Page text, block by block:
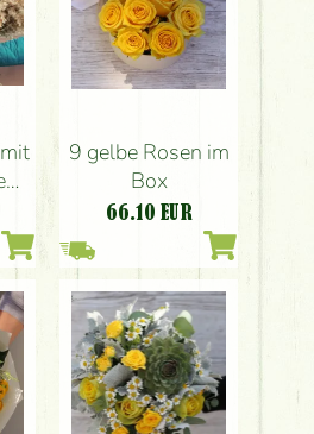
9 gelbe Rosen im
Box
66.10 EUR